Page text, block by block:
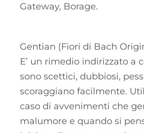
Gateway, Borage.
Gentian (Fiori di Bach
E’ un rimedio indirizzato a
sono scettici, dubbiosi,
scoraggiano facilmente.
caso di avvenimenti che
malumore e quando si